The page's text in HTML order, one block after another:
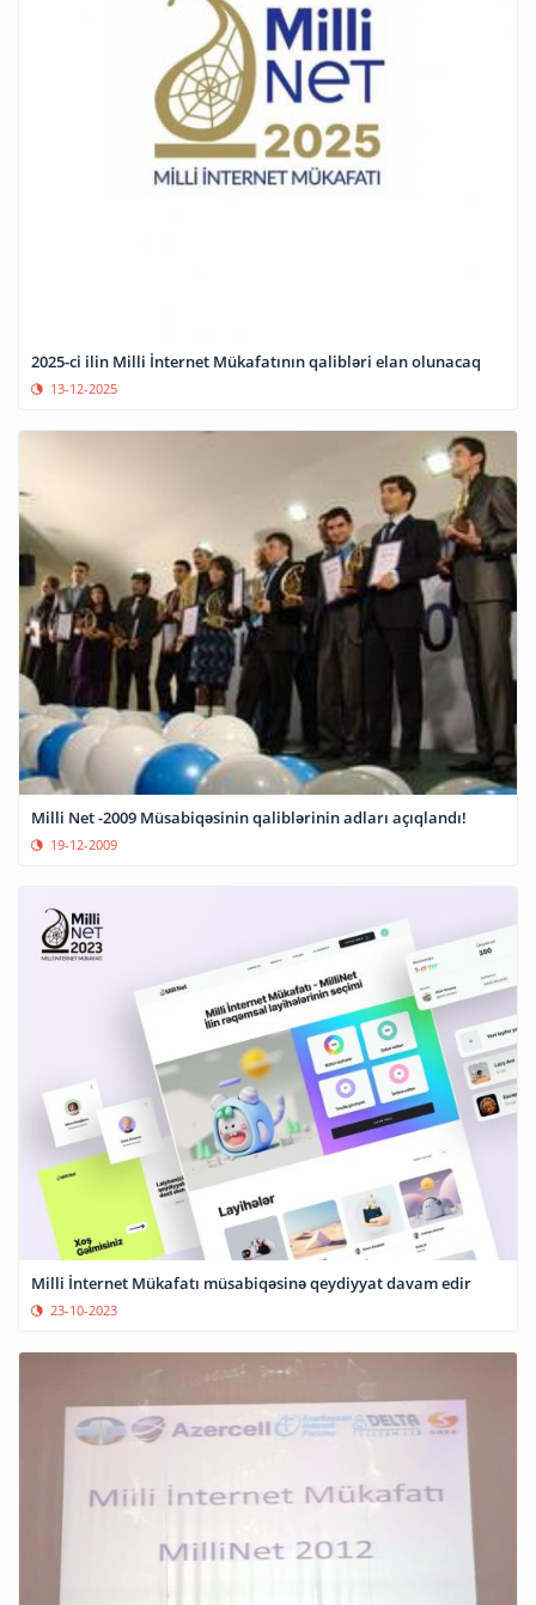
2025-ci ilin Milli İnternet Mükafatının qalibləri elan olunacaq
13-12-2025
Milli Net -2009 Müsabiqəsinin qaliblərinin adları açıqlandı!
19-12-2009
Milli İnternet Mükafatı müsabiqəsinə qeydiyyat davam edir
23-10-2023